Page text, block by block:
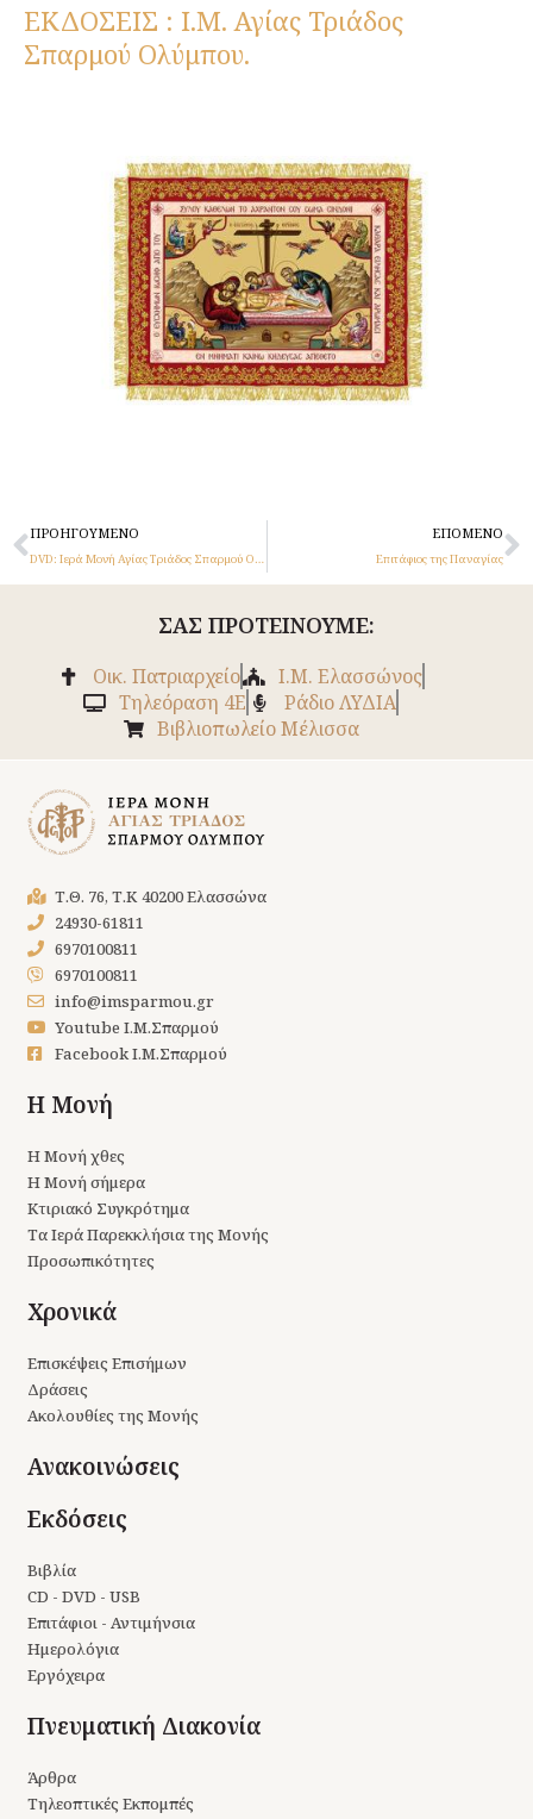
ΕΚΔΟΣΕΙΣ : Ι.Μ. Αγίας Τριάδος
Σπαρμού Ολύμπου.
Prev
ΠΡΟΗΓΟΎΜΕΝΟ
DVD: Ιερά Μονή Αγίας Τριάδος Σπαρμού Ολύμπου
ΕΠΌΜΕΝΟ
Επιτάφιος της Παναγίας
ΣΑΣ ΠΡΟΤΕΙΝΟΥΜΕ:
Οικ. Πατριαρχείο
Ι.Μ. Ελασσώνος
Tηλεόραση 4Ε
Ράδιο ΛΥΔΙΑ
Βιβλιοπωλείο Μέλισσα
Τ.Θ. 76, Τ.Κ 40200 Ελασσώνα
24930-61811
6970100811
6970100811
info@imsparmou.gr
Youtube Ι.Μ.Σπαρμού
Facebook Ι.Μ.Σπαρμού
Η Μονή
Η Μονή χθες
Η Μονή σήμερα
Κτιριακό Συγκρότημα
Τα Ιερά Παρεκκλήσια της Μονής
Προσωπικότητες
Χρονικά
Επισκέψεις Επισήμων
Δράσεις
Ακολουθίες της Μονής
Ανακοινώσεις
Εκδόσεις
Βιβλία
CD - DVD - USB
Επιτάφιοι - Αντιμήνσια
Ημερολόγια
Εργόχειρα
Πνευματική Διακονία
Άρθρα
Τηλεοπτικές Εκπομπές